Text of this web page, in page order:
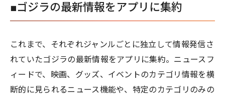
■ゴジラの最新情報をアプリに集約
これまで、それぞれジャンルごとに独立して情報発信さ
れていたゴジラの最新情報をアプリに集約。ニュースフ
ィードで、映画、グッズ、イベントのカテゴリ情報を横
断的に見られるニュース機能や、特定のカテゴリのみの